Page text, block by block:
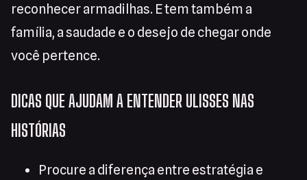
reconhecer armadilhas. E tem também a
família, a saudade e o desejo de chegar onde
você pertence.
DICAS QUE AJUDAM A ENTENDER ULISSES NAS
HISTÓRIAS
Procure a diferença entre estratégia e